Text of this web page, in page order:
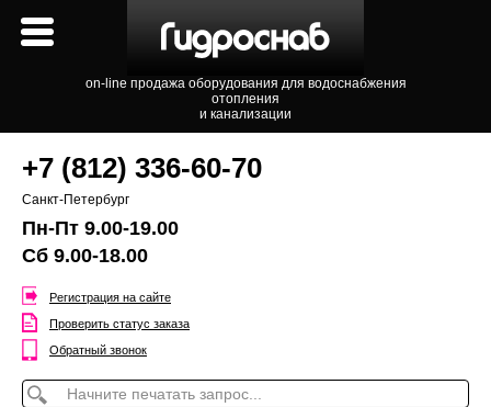
on-line продажа оборудования для водоснабжения
отопления
и канализации
+7 (812) 336-60-70
Санкт-Петербург
Пн-Пт 9.00-19.00
Сб 9.00-18.00
Регистрация на сайте
Проверить статус заказа
Обратный звонок